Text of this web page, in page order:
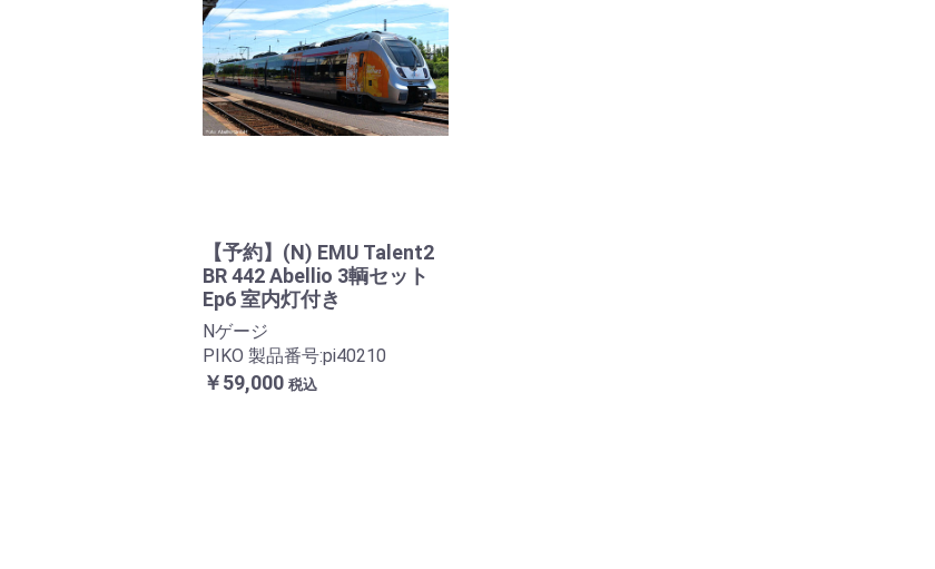
【予約】(N) EMU Talent2
BR 442 Abellio 3輌セット
Ep6 室内灯付き
Nゲージ
PIKO 製品番号:pi40210
￥59,000 税込